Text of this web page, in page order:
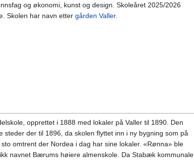
og økonomi, kunst og design. Skoleåret 2025/2026
Skolen har navn etter gården Valler.
opprettet i 1888 med lokaler på Valler til 1890. Den
steder der til 1896, da skolen flyttet inn i ny bygning som på
omtrent der Nordea i dag har sine lokaler. «Rønna» ble
navnet Bærums høiere almenskole. Da Stabæk kommunale